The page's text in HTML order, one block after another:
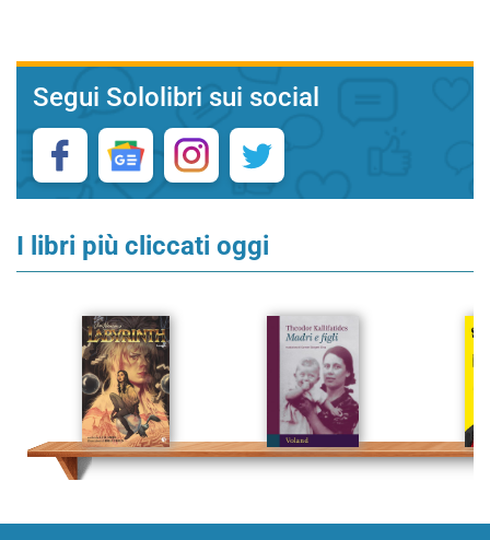
Segui Sololibri sui social
I libri più cliccati oggi